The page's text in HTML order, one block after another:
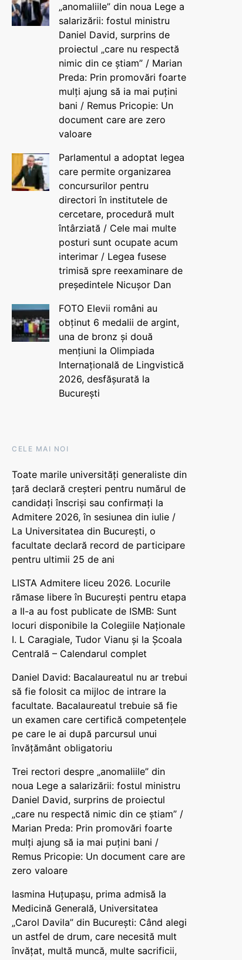
„anomaliile” din noua Lege a
salarizării: fostul ministru
Daniel David, surprins de
proiectul „care nu respectă
nimic din ce știam” / Marian
Preda: Prin promovări foarte
mulți ajung să ia mai puțini
bani / Remus Pricopie: Un
document care are zero
valoare
Parlamentul a adoptat legea
care permite organizarea
concursurilor pentru
directori în institutele de
cercetare, procedură mult
întârziată / Cele mai multe
posturi sunt ocupate acum
interimar / Legea fusese
trimisă spre reexaminare de
președintele Nicușor Dan
FOTO Elevii români au
obținut 6 medalii de argint,
una de bronz și două
mențiuni la Olimpiada
Internațională de Lingvistică
2026, desfășurată la
București
CELE MAI NOI
Toate marile universități generaliste din
țară declară creșteri pentru numărul de
candidați înscriși sau confirmați la
Admitere 2026, în sesiunea din iulie /
La Universitatea din București, o
facultate declară record de participare
pentru ultimii 25 de ani
LISTA Admitere liceu 2026. Locurile
rămase libere în București pentru etapa
a II-a au fost publicate de ISMB: Sunt
locuri disponibile la Colegiile Naționale
I. L Caragiale, Tudor Vianu și la Școala
Centrală – Calendarul complet
Daniel David: Bacalaureatul nu ar trebui
să fie folosit ca mijloc de intrare la
facultate. Bacalaureatul trebuie să fie
un examen care certifică competențele
pe care le ai după parcursul unui
învățământ obligatoriu
Trei rectori despre „anomaliile” din
noua Lege a salarizării: fostul ministru
Daniel David, surprins de proiectul
„care nu respectă nimic din ce știam” /
Marian Preda: Prin promovări foarte
mulți ajung să ia mai puțini bani /
Remus Pricopie: Un document care are
zero valoare
Iasmina Huțupașu, prima admisă la
Medicină Generală, Universitatea
„Carol Davila” din București: Când alegi
un astfel de drum, care necesită mult
învățat, multă muncă, multe sacrificii,